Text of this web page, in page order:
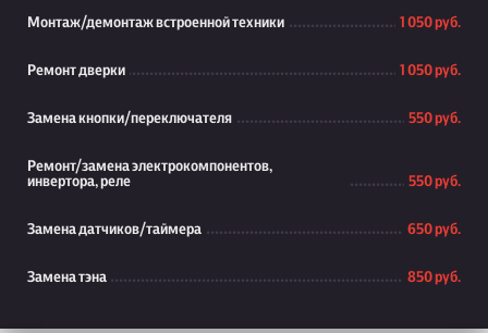
Монтаж/демонтаж встроенной техники 1 050 руб.
Ремонт дверки 1 050 руб.
Замена кнопки/переключателя 550 руб.
Ремонт/замена электрокомпонентов,
инвертора, реле
550 руб.
Замена датчиков/таймера 650 руб.
Замена тэна 850 руб.